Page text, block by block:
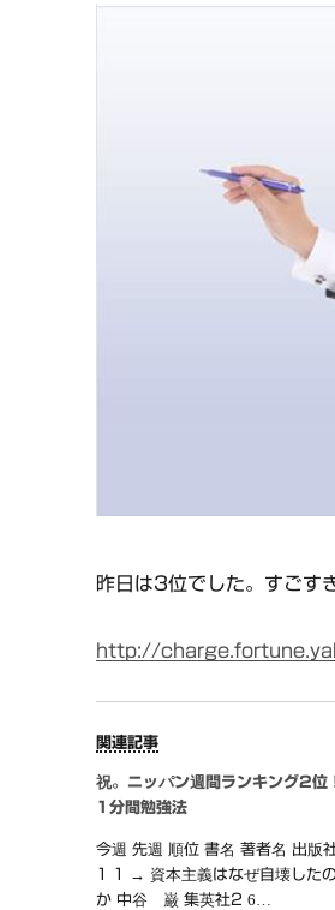
昨日は3位でした。すごす
http://
関連記事
祝。ニッパン週間ランキング2位
1分間勉強法
今週 先週 順位 書名 著者名 出版
1 1 → 資本主義はなぜ自壊した
か 中谷 巌 集英社2 6…